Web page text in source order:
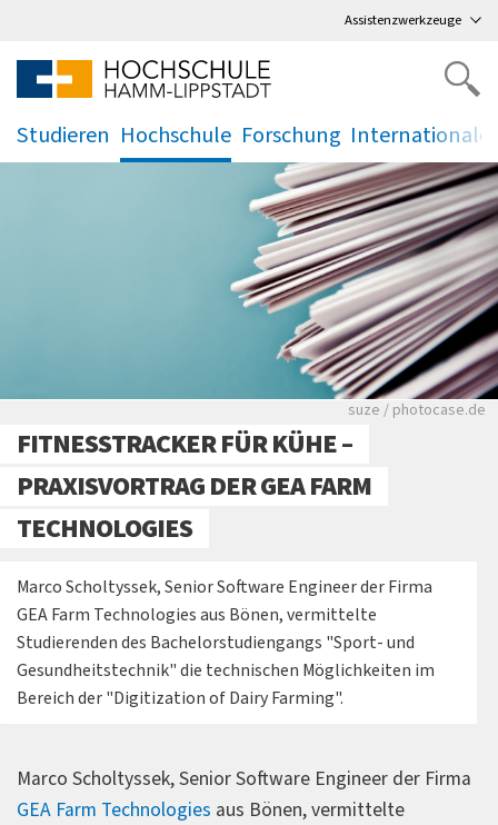
Assistenzwerkzeuge
Studieren
.
Hochschule
.
Forschung
. .
Viele Zeitungen.
suze / photocase.de
FITNESSTRACKER FÜR KÜHE –
PRAXISVORTRAG DER GEA FARM
TECHNOLOGIES
Marco Scholtyssek, Senior Software Engineer der Firma
GEA Farm Technologies aus Bönen, vermittelte
Studierenden des Bachelorstudiengangs "Sport- und
Gesundheitstechnik" die technischen Möglichkeiten im
Bereich der "Digitization of Dairy Farming".
Marco Scholtyssek, Senior Software Engineer der Firma
GEA Farm Technologies aus Bönen, vermittelte